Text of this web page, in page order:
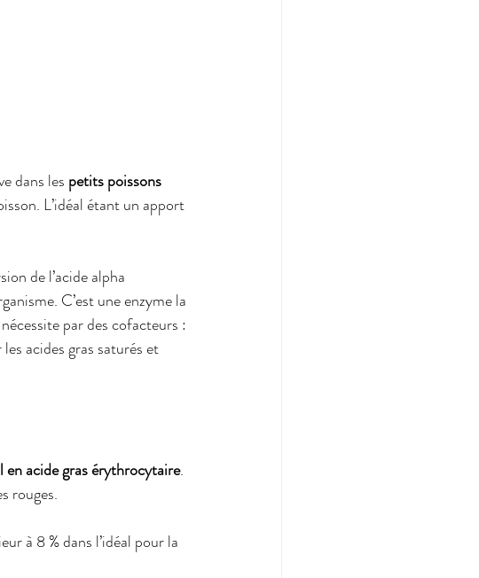
dans les petits poissons
L’idéal étant un apport
de l’acide alpha
C’est une enzyme la
par des cofacteurs :
acides gras saturés et
en acide gras érythrocytaire.
rouges.
à 8 % dans l’idéal pour la